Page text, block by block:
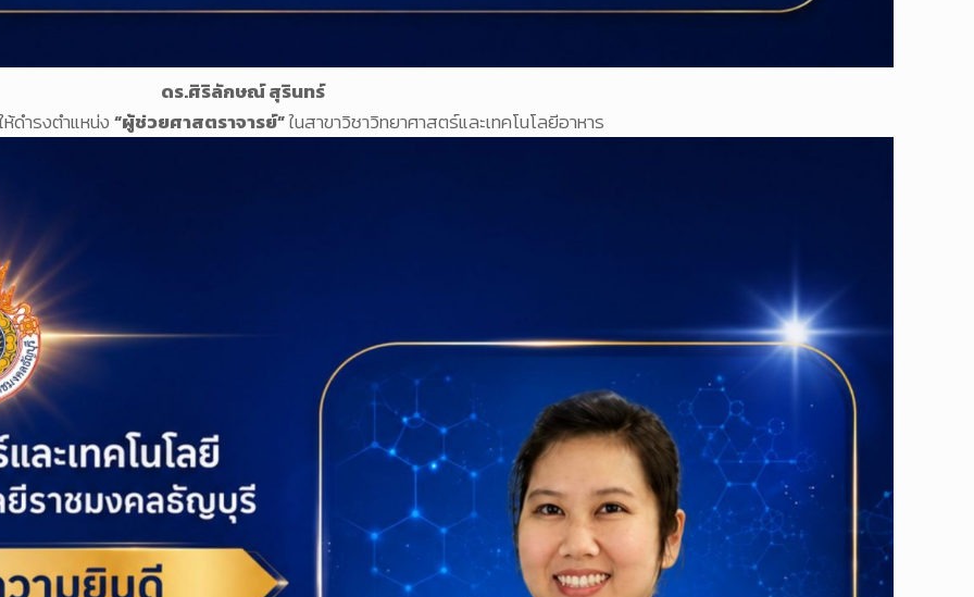
ดร.ศิริลักษณ์ สุรินทร์
ห้ดำรงตำแหน่ง“ผู้ช่วยศาสตราจารย์”ในสาขาวิชาวิทยาศาสตร์และเทคโนโลยีอาหาร